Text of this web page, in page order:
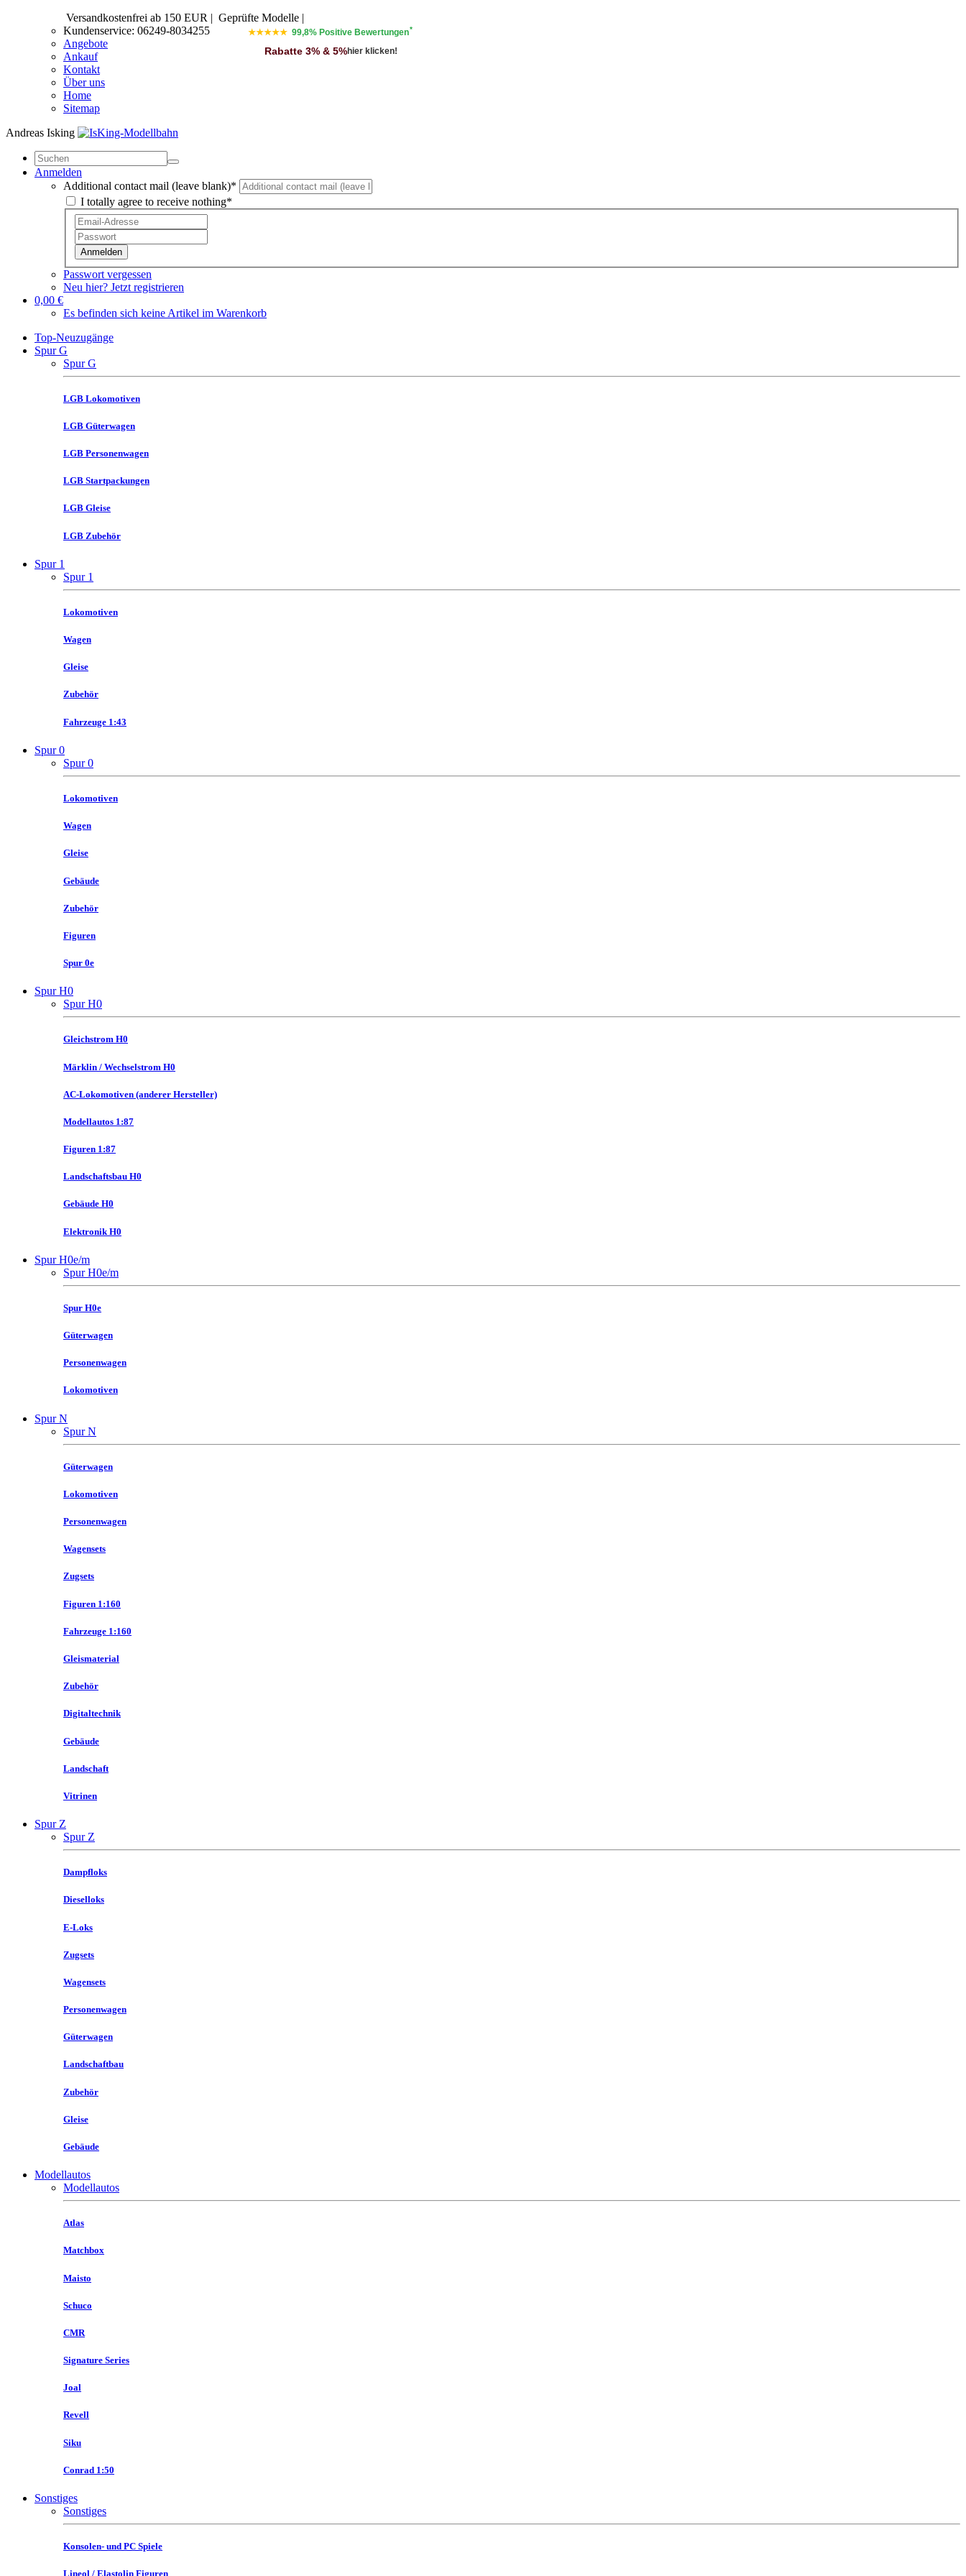
Versandkostenfrei ab 150 EUR | Geprüfte Modelle |
Kundenservice: 06249-8034255
Angebote
Ankauf
Kontakt
Über uns
Home
Sitemap
Andreas Isking
★★★★★ 99,8% Positive Bewertungen*
Rabatte 3% & 5%hier klicken!
Anmelden
Additional contact mail (leave blank)*
I totally agree to receive nothing*
Anmelden
Passwort vergessen
Neu hier? Jetzt registrieren
0,00 €
Es befinden sich keine Artikel im Warenkorb
Top-Neuzugänge
Spur G
Spur G
LGB Lokomotiven
LGB Güterwagen
LGB Personenwagen
LGB Startpackungen
LGB Gleise
LGB Zubehör
Spur 1
Spur 1
Lokomotiven
Wagen
Gleise
Zubehör
Fahrzeuge 1:43
Spur 0
Spur 0
Lokomotiven
Wagen
Gleise
Gebäude
Zubehör
Figuren
Spur 0e
Spur H0
Spur H0
Gleichstrom H0
Märklin / Wechselstrom H0
AC-Lokomotiven (anderer Hersteller)
Modellautos 1:87
Figuren 1:87
Landschaftsbau H0
Gebäude H0
Elektronik H0
Spur H0e/m
Spur H0e/m
Spur H0e
Güterwagen
Personenwagen
Lokomotiven
Spur N
Spur N
Güterwagen
Lokomotiven
Personenwagen
Wagensets
Zugsets
Figuren 1:160
Fahrzeuge 1:160
Gleismaterial
Zubehör
Digitaltechnik
Gebäude
Landschaft
Vitrinen
Spur Z
Spur Z
Dampfloks
Dieselloks
E-Loks
Zugsets
Wagensets
Personenwagen
Güterwagen
Landschaftbau
Zubehör
Gleise
Gebäude
Modellautos
Modellautos
Atlas
Matchbox
Maisto
Schuco
CMR
Signature Series
Joal
Revell
Siku
Conrad 1:50
Sonstiges
Sonstiges
Konsolen- und PC Spiele
Lineol / Elastolin Figuren